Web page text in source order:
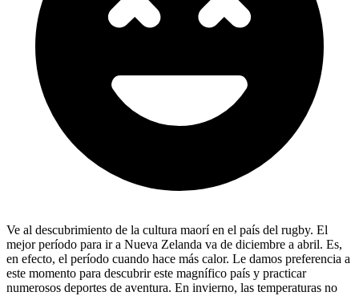
Ve al descubrimiento de la cultura maorí en el país del rugby. El
mejor período para ir a Nueva Zelanda va de diciembre a abril. Es,
en efecto, el período cuando hace más calor. Le damos preferencia a
este momento para descubrir este magnífico país y practicar
numerosos deportes de aventura. En invierno, las temperaturas no